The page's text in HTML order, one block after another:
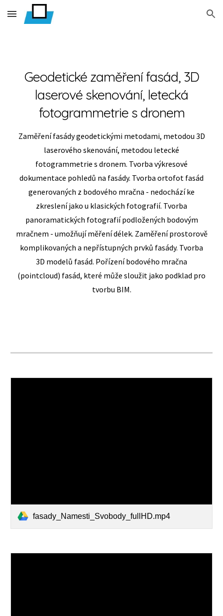
Skip to main content Skip to navigation
Geodetické zaměření fasád, 3D
laserové skenování, letecká
fotogrammetrie s dronem
Zaměření fasády geodetickými metodami, metodou 3D
laserového skenování, metodou letecké
fotogrammetrie s dronem. Tvorba výkresové
dokumentace pohledů na fasády. Tvorba ortofot fasád
generovaných z bodového mračna - nedochází ke
zkreslení jako u klasických fotografií. Tvorba
panoramatických fotografií podložených bodovým
mračnem - umožňují měření délek. Zaměření prostorově
komplikovaných a nepřístupných prvků fasády. Tvorba
3D modelů fasád. Pořízení bodového mračna
(pointcloud) fasád, které může sloužit jako podklad pro
tvorbu BIM.
fasady_Namesti_Svobody_fullHD.mp4